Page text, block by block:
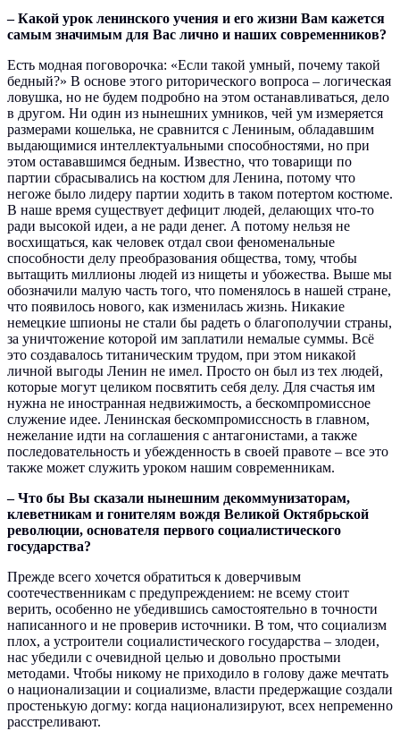
– Какой урок ленинского учения и его жизни Вам кажется
самым значимым для Вас лично и наших современников?
Есть модная поговорочка: «Если такой умный, почему такой
бедный?» В основе этого риторического вопроса – логическая
ловушка, но не будем подробно на этом останавливаться, дело
в другом. Ни один из нынешних умников, чей ум измеряется
размерами кошелька, не сравнится с Лениным, обладавшим
выдающимися интеллектуальными способностями, но при
этом остававшимся бедным. Известно, что товарищи по
партии сбрасывались на костюм для Ленина, потому что
негоже было лидеру партии ходить в таком потертом костюме.
В наше время существует дефицит людей, делающих что-то
ради высокой идеи, а не ради денег. А потому нельзя не
восхищаться, как человек отдал свои феноменальные
способности делу преобразования общества, тому, чтобы
вытащить миллионы людей из нищеты и убожества. Выше мы
обозначили малую часть того, что поменялось в нашей стране,
что появилось нового, как изменилась жизнь. Никакие
немецкие шпионы не стали бы радеть о благополучии страны,
за уничтожение которой им заплатили немалые суммы. Всё
это создавалось титаническим трудом, при этом никакой
личной выгоды Ленин не имел. Просто он был из тех людей,
которые могут целиком посвятить себя делу. Для счастья им
нужна не иностранная недвижимость, а бескомпромиссное
служение идее. Ленинская бескомпромиссность в главном,
нежелание идти на соглашения с антагонистами, а также
последовательность и убежденность в своей правоте – все это
также может служить уроком нашим современникам.
– Что бы Вы сказали нынешним декоммунизаторам,
клеветникам и гонителям вождя Великой Октябрьской
революции, основателя первого социалистического
государства?
Прежде всего хочется обратиться к доверчивым
соотечественникам с предупреждением: не всему стоит
верить, особенно не убедившись самостоятельно в точности
написанного и не проверив источники. В том, что социализм
плох, а устроители социалистического государства – злодеи,
нас убедили с очевидной целью и довольно простыми
методами. Чтобы никому не приходило в голову даже мечтать
о национализации и социализме, власти предержащие создали
простенькую догму: когда национализируют, всех непременно
расстреливают.